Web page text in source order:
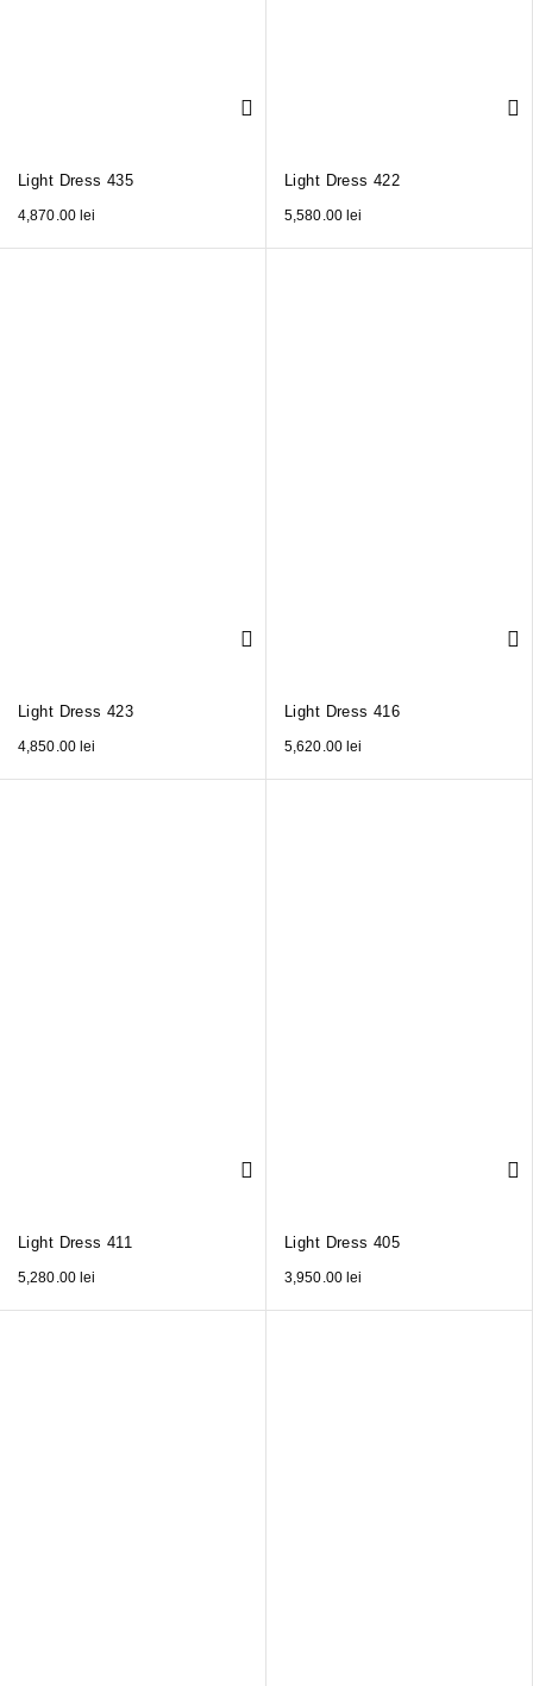
Light Dress 435
4,870.00lei
Light Dress 422
5,580.00lei
Light Dress 423
4,850.00lei
Light Dress 416
5,620.00lei
Light Dress 411
5,280.00 lei
Light Dress 405
3,950.00 lei